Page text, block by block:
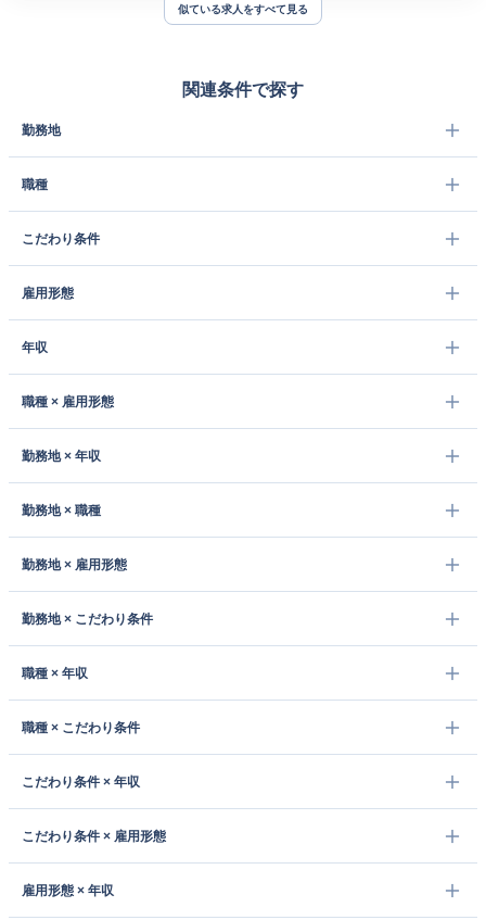
似ている求人をすべて見る
関連条件で探す
勤務地
職種
こだわり条件
雇用形態
年収
職種 × 雇用形態
勤務地 × 年収
勤務地 × 職種
勤務地 × 雇用形態
勤務地 × こだわり条件
職種 × 年収
職種 × こだわり条件
こだわり条件 × 年収
こだわり条件 × 雇用形態
雇用形態 × 年収